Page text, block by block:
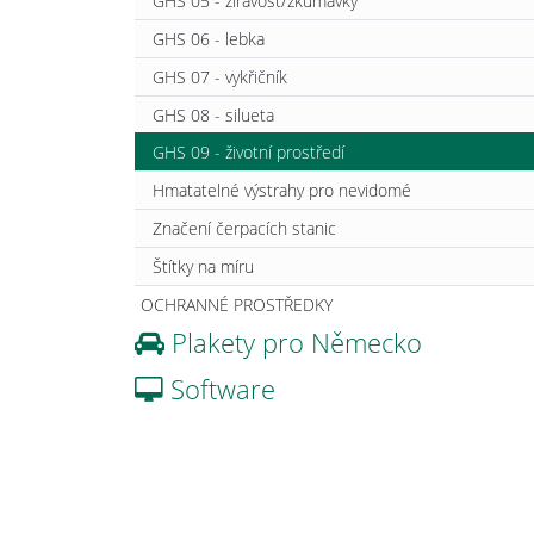
GHS 06 - lebka
GHS 07 - vykřičník
GHS 08 - silueta
GHS 09 - životní prostředí
Hmatatelné výstrahy pro nevidomé
Značení čerpacích stanic
Štítky na míru
OCHRANNÉ PROSTŘEDKY
Plakety pro Německo
Software